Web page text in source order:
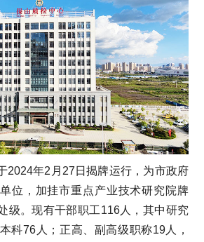
2024年2月27日揭牌运行，为市政府
位，加挂市重点产业技术研究院牌
级。现有干部职工116人，其中研究
科76人；正高、副高级职称19人，